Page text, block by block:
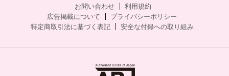
お問い合わせ
利用規約
広告掲載について
プライバシーポリシー
特定商取引法に基づく表記
安全な付録への取り組み